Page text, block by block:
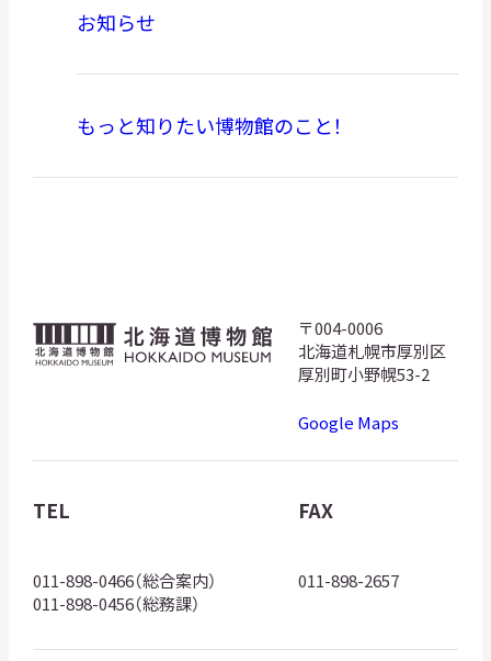
お知らせ
もっと知りたい博物館のこと！
北
海
物
館
ゴ
〒004-0006
北海道札幌市厚別区
厚別町小野幌53-2
Google Maps
TEL
011-898-0466（総合案内）
011-898-0456（総務課）
FAX
011-898-2657